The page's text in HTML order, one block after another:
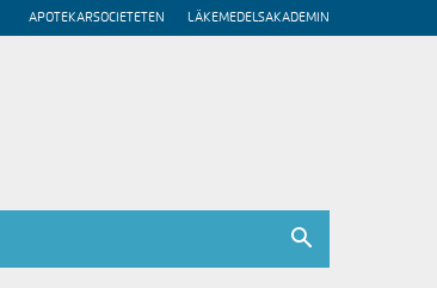
APOTEKARSOCIETETEN LÄKEMEDELSAKADEMIN